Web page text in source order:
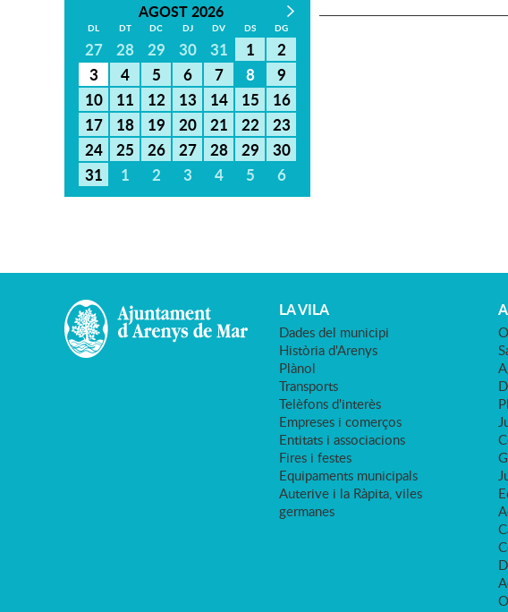
AGOST 2026
DL DT DC DJ DV DS DG
27 28 29 30 31 1
2
3
4 5 6 7 8
9
10
11 12 13 14 15
16
17
18 19 20 21 22
23
24
25 26 27 28 29
30
31
1 2 3 4 5 6
LA VILA
Dades del municipi
Història d'Arenys
Plànol
Transports
Telèfons d'interès
Empreses i comerços
Entitats i associacions
Fires i festes
Equipaments municipals
Auterive i la Ràpita, viles
germanes